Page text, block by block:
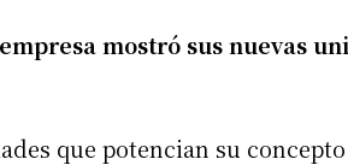
mostró sus nuevas
que potencian su